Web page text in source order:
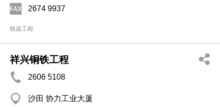
2674 9937
铁器工程
祥兴铜铁工程
2606 5108
沙田 协力工业大厦